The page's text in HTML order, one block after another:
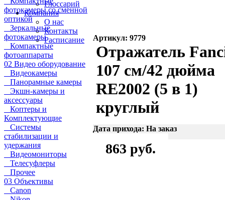
Глоссарий
Компания
О нас
Контакты
Расписание
фотокамеры со сменной
оптикой
Зеркальные
фотокамеры
Компактные
фотоаппараты
02 Видео оборудование
Видеокамеры
Панорамные камеры
Экшн-камеры и
аксессуары
Коптеры и
Комплектующие
Системы
стабилизации и
удержания
Видеомониторы
Телесуфлеры
Прочее
03 Объективы
Canon
Артикул: 9779
Отражатель
107 см/42 дюйма
RE2002 (5 в 1)
круглый
Дата прихода: На заказ
863 руб.